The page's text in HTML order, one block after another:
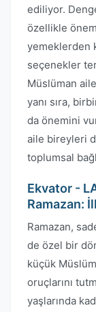
ediliyor.
özellikle
yemeklerden
seçenekler
Müslüman
yanı sıra,
da önemini
aile bireyleri
toplumsal
Ekvator -
Ramazan:
Ramazan,
de özel bir
küçük
oruçlarını
yaşlarında